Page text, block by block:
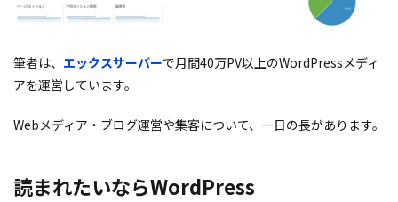
筆者は、 エックスサーバーで月間40万PV以上のWordPressメディ
アを運営しています。
Webメディア・ブログ運営や集客について、一日の長があります。
読まれたいならWordPress